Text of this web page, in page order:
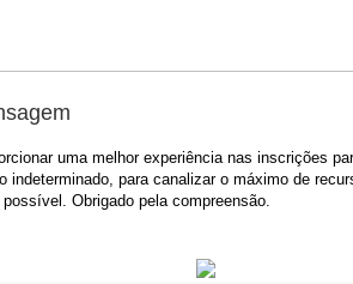
uma melhor experiência nas inscrições
indeterminado, para canalizar o máximo de
Obrigado pela compreensão.